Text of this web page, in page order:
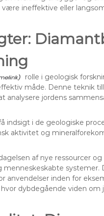
ineffektive eller
rolle i geologisk
måde. Denne teknik
analysere jordens
indsigt i de geologiske
aktivitet og
af nye ressourcer
menneskeskabte
anvendelser inden for
dybdegående viden om